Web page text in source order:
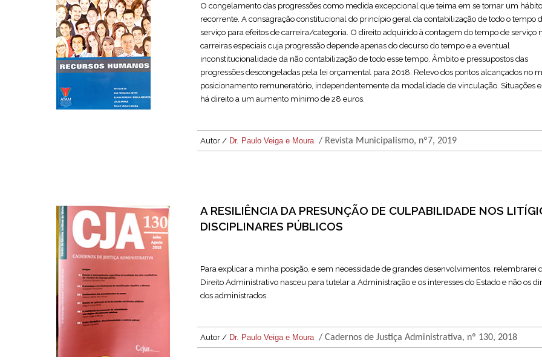
O congelamento das progressões como medida excepcional que teima em se tornar um hábito
recorrente. A consagração constitucional do princípio geral da contabilização de todo o tempo
serviço para efeitos de carreira/categoria. O direito adquirido à contagem do tempo de serviço
carreiras especiais cuja progressão depende apenas do decurso do tempo e a eventual
inconstitucionalidade da não contabilização de todo esse tempo. Âmbito e pressupostos das
progressões descongeladas pela lei orçamental para 2018. Relevo dos pontos alcançados no
posicionamento remuneratório, independentemente da modalidade de vinculação. Situações
há direito a um aumento mínimo de 28 euros.
Autor / Dr. Paulo Veiga e Moura / Revista Municipalismo, nº7, 2019
A RESILIÊNCIA DA PRESUNÇÃO DE CULPABILIDADE NOS
DISCIPLINARES PÚBLICOS
Para explicar a minha posição, e sem necessidade de grandes desenvolvimentos, relembrarei
Direito Administrativo nasceu para tutelar a Administração e os interesses do Estado e não os
dos administrados.
Autor / Dr. Paulo Veiga e Moura / Cadernos de Justiça Administrativa, nº 130, 2018